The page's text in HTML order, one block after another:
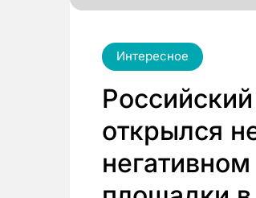
Интересное
открылся